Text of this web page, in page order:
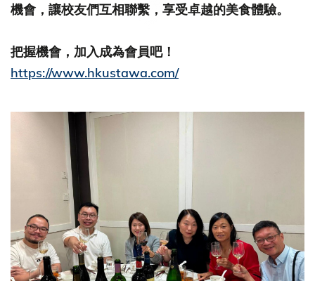
機會，讓校友們互相聯繫，享受卓越的美食體驗。
把握機會，加入成為會員吧！
https://www.hkustawa.com/